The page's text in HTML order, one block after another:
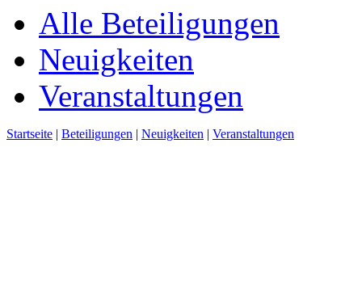
Alle Beteiligungen
Neuigkeiten
Veranstaltungen
Startseite | Beteiligungen | Neuigkeiten | Veranstaltungen